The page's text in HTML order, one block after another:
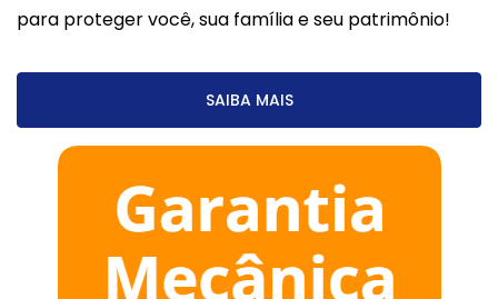
para proteger você, sua família e seu patrimônio!
SAIBA MAIS